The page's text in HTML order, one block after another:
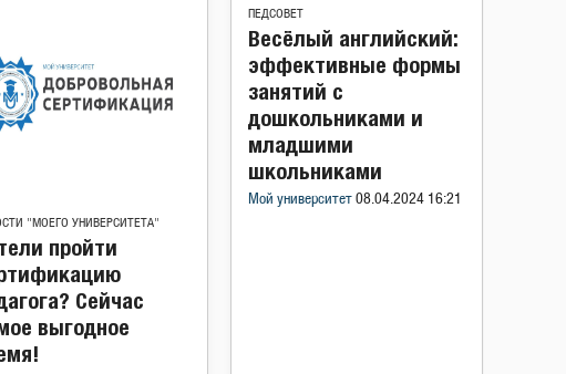
"МОЕГО УНИВЕРСИТЕТА"
пройти
Сейчас
выгодное
ПЕДСОВЕТ
Весёлый английский:
эффективные формы
занятий с
дошкольниками и
младшими
школьниками
Мой университет 08.04.2024 16:21